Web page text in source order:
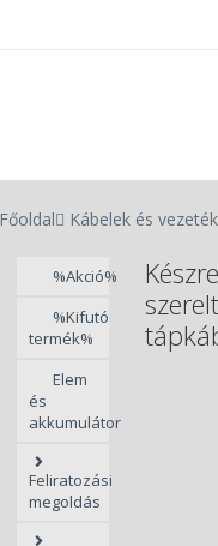
Főoldal Kábelek és vezeték
%Akció%
%Kifutó
termék%
Elem
és
akkumulátor
Feliratozási
megoldás
Készre
szerelt